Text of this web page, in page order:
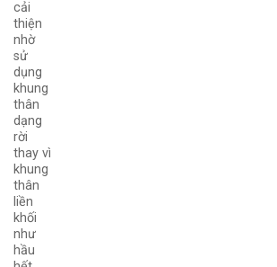
cải
thiện
nhờ
sử
dụng
khung
thân
dạng
rời
thay vì
khung
thân
liền
khối
như
hầu